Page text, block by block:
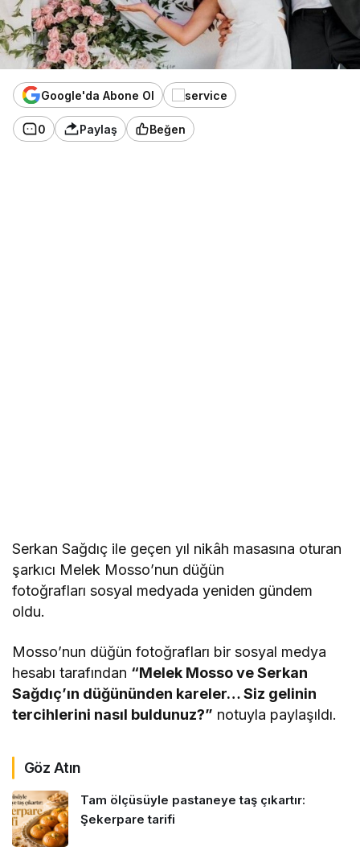
Google'da Abone Ol
0 Paylaş Beğen
Serkan Sağdıç ile geçen yıl nikâh masasına oturan
şarkıcı Melek Mosso’nun düğün
fotoğrafları sosyal medyada yeniden gündem
oldu.
Mosso’nun düğün fotoğrafları bir sosyal medya
hesabı tarafından “Melek Mosso ve Serkan
Sağdıç’ın düğününden kareler… Siz gelinin
tercihlerini nasıl buldunuz?” notuyla paylaşıldı.
Göz Atın
Tam ölçüsüyle pastaneye taş çıkartır:
Şekerpare tarifi